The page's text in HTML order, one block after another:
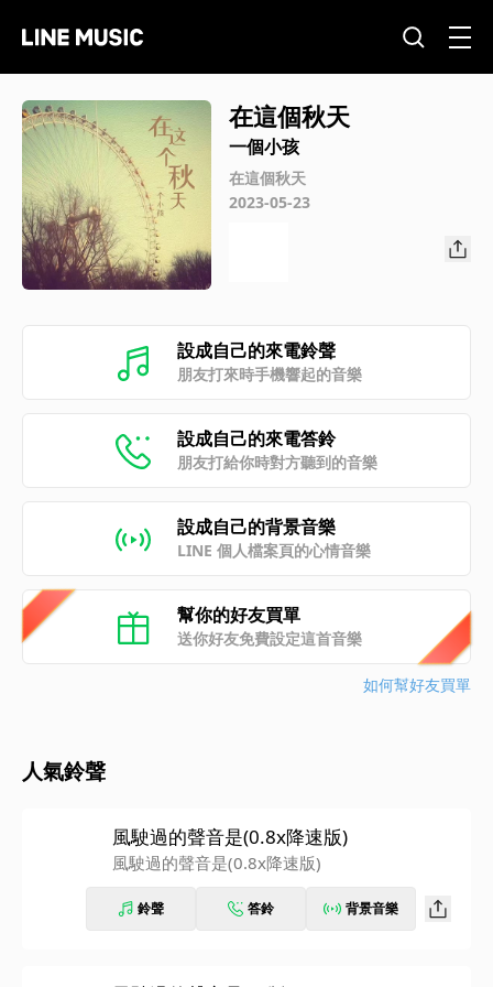
在這個秋天
一個小孩
在這個秋天
2023-05-23
設成自己的來電鈴聲
朋友打來時手機響起的音樂
設成自己的來電答鈴
朋友打給你時對方聽到的音樂
設成自己的背景音樂
LINE 個人檔案頁的心情音樂
幫你的好友買單
送你好友免費設定這首音樂
如何幫好友買單
人氣鈴聲
風駛過的聲音是(0.8x降速版)
風駛過的聲音是(0.8x降速版)
鈴聲 答鈴 背景音樂